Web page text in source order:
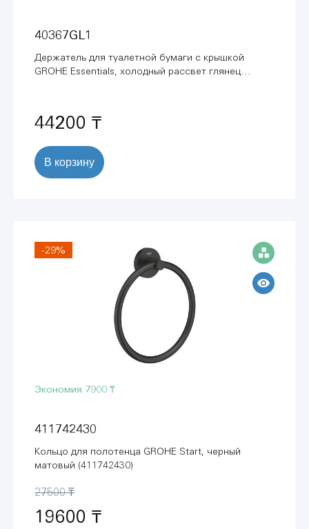
40367GL1
Держатель для туалетной бумаги с крышкой
GROHE Essentials, холодный рассвет глянец
44200 ₸
В корзину
-29%
Экономия 7900 ₸
411742430
Кольцо для полотенца GROHE Start, черный
матовый (411742430)
27500 ₸
19600 ₸